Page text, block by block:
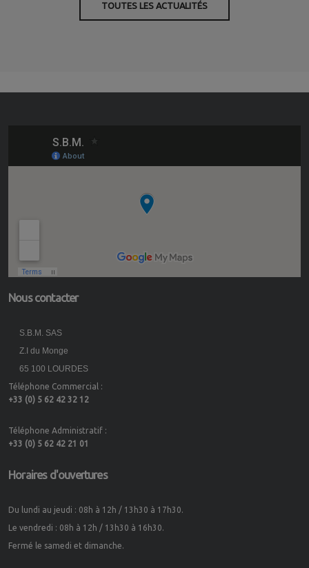
TOUTES LES ACTUALITÉS
Nous contacter
S.B.M. SAS
Z.I du Monge
65 100 LOURDES
Téléphone Commercial :
+33 (0) 5 62 42 32 12
Téléphone Administratif :
+33 (0) 5 62 42 21 01
Horaires d'ouvertures
Du lundi au jeudi : 08h à 12h / 13h30 à 17h30.
Le vendredi : 08h à 12h / 13h30 à 16h30.
Fermé le samedi et dimanche.